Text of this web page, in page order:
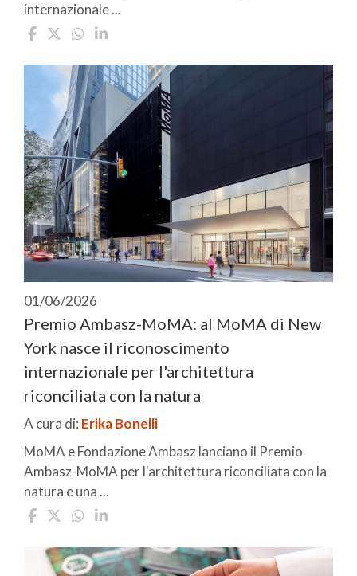
internazionale ...
01/06/2026
Premio Ambasz-MoMA: al MoMA di New
York nasce il riconoscimento
internazionale per l'architettura
riconciliata con la natura
A cura di: Erika Bonelli
MoMA e Fondazione Ambasz lanciano il Premio
Ambasz-MoMA per l'architettura riconciliata con la
natura e una ...